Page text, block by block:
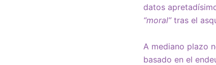
datos
“moral”tras el
A mediano plazo
basado en el